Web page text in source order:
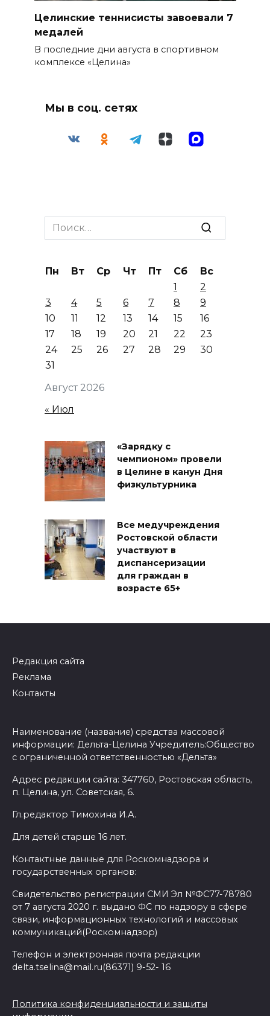
Целинские теннисисты завоевали 7
медалей
В последние дни августа в спортивном
комплексе «Целина»
Мы в соц. сетях
Search
for:
Август 2026
Пн Вт Ср Чт Пт Сб
Вс
1
2
3
4 5 6 7 8
9
10
11 12 13 14 15
16
17
18 19 20 21 22
23
24
25 26 27 28 29
30
31
« Июл
«Зарядку с
чемпионом» провели
в Целине в канун Дня
физкультурника
Все медучреждения
Ростовской области
участвуют в
диспансеризации
для граждан в
возрасте 65+
Редакция сайта
Реклама
Контакты
Наименование (название) средства массовой
информации: Дельта-Целина Учредитель:Общество
с ограниченной ответственностью «Дельта»
Адрес редакции сайта: 347760, Ростовская область,
п. Целина, ул. Советская, 6.
Гл.редактор Тимохина И.А.
Для детей старше 16 лет.
Контактные данные для Роскомнадзора и
государственных органов:
Свидетельство регистрации СМИ Эл №ФС77-78780
от 7 августа 2020 г. выдано ФС по надзору в сфере
связи, информационных технологий и массовых
коммуникаций(Роскомнадзор)
Телефон и электронная почта редакции
delta.tselina@mail.ru(86371) 9-52- 16
Политика конфиденциальности и защиты